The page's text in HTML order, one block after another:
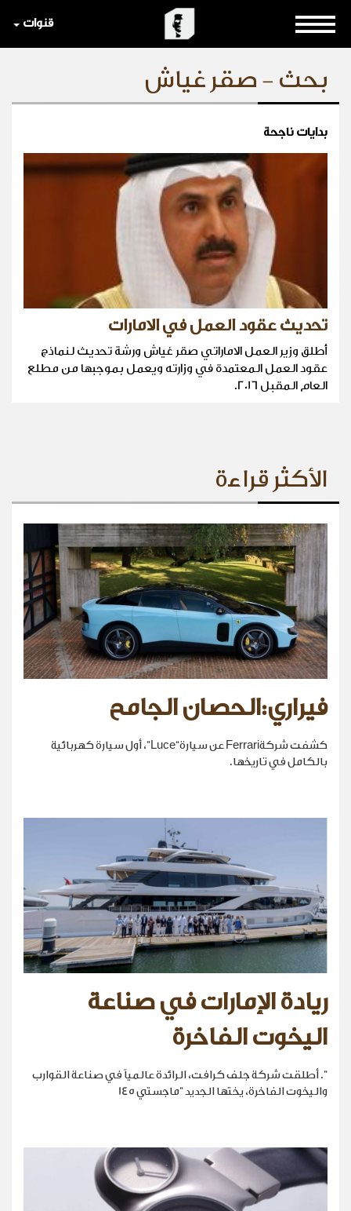
قنوات
بحث - صقر غياش
بدايات ناجحة
تحديث عقود العمل في الامارات
أطلق وزير العمل الاماراتي صقر غياش ورشة تحديث لنماذج
عقود العمل المعتمدة في وزارته ويعمل بموجبها من مطلع
العام المقبل 2016.
الأكثر قراءة
فيراري:الحصان الجامح
كشفت شركةFerrari عن سيارة“Luce”، أول سيارة كهربائية
بالكامل في تاريخها.
ريادة الإمارات في صناعة
اليخوت الفاخرة
". أطلقت شركة جلف كرافت، الرائدة عالمياً في صناعة القوارب
واليخوت الفاخرة، يختها الجديد "ماجستي 145